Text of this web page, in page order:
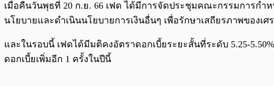
เมื่อคืนวันพุธที่ 20 ก.ย. 66 เฟด ได้มีการจัดประชุมคณะกรรมการกำ
นโยบายและดำเนินนโยบายการเงินอื่นๆ เพื่อรักษาเสถียรภาพของเศ
และในรอบนี้ เฟดได้มีมติคงอัตราดอกเบี้ยระยะสั้นที่ระดับ 5.25-
ดอกเบี้ยเพิ่มอีก 1 ครั้งในปีนี้